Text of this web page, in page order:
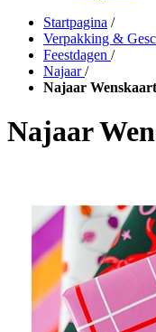
Startpagina /
Verpakking &
Feestdagen /
Najaar /
Najaar
Najaar